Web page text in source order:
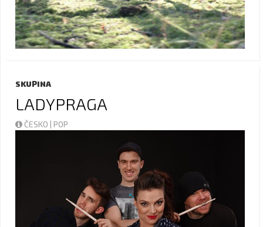
SKUPINA
LADYPRAGA
ČESKO | POP